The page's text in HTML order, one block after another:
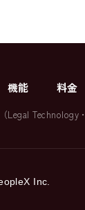
機能 料金
Legal Technology ・
Inc.